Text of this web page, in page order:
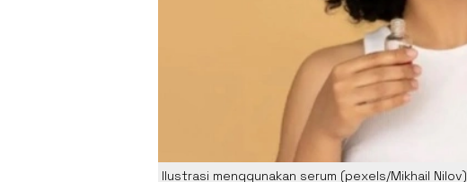
Ilustrasi menggunakan serum (pexels/Mikhail Nilov)